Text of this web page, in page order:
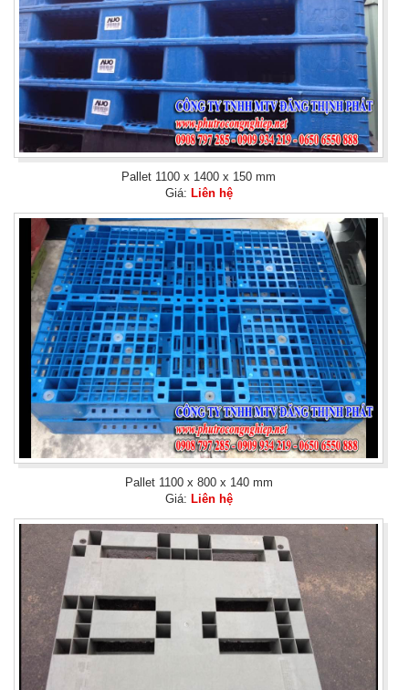
Phù hợp cho việc lưu kho bãi hàng nặng và ngoài trời,
Pallet 1100 x 1400 x 150 mm
Giá: Liên hệ
Phù hợp cho việc lưu kho và những kiện hàng có kích
thước nhỏ, Hàng nhập giá rẽ chỉ = 50% giá mới,...
Pallet 1100 x 800 x 140 mm
Giá: Liên hệ